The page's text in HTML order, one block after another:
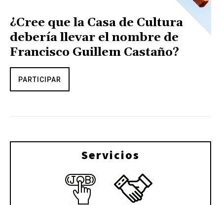
¿Cree que la Casa de Cultura
debería llevar el nombre de
Francisco Guillem Castaño?
PARTICIPAR
Servicios